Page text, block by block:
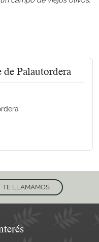
de Palautordera
TE LLAMAMOS